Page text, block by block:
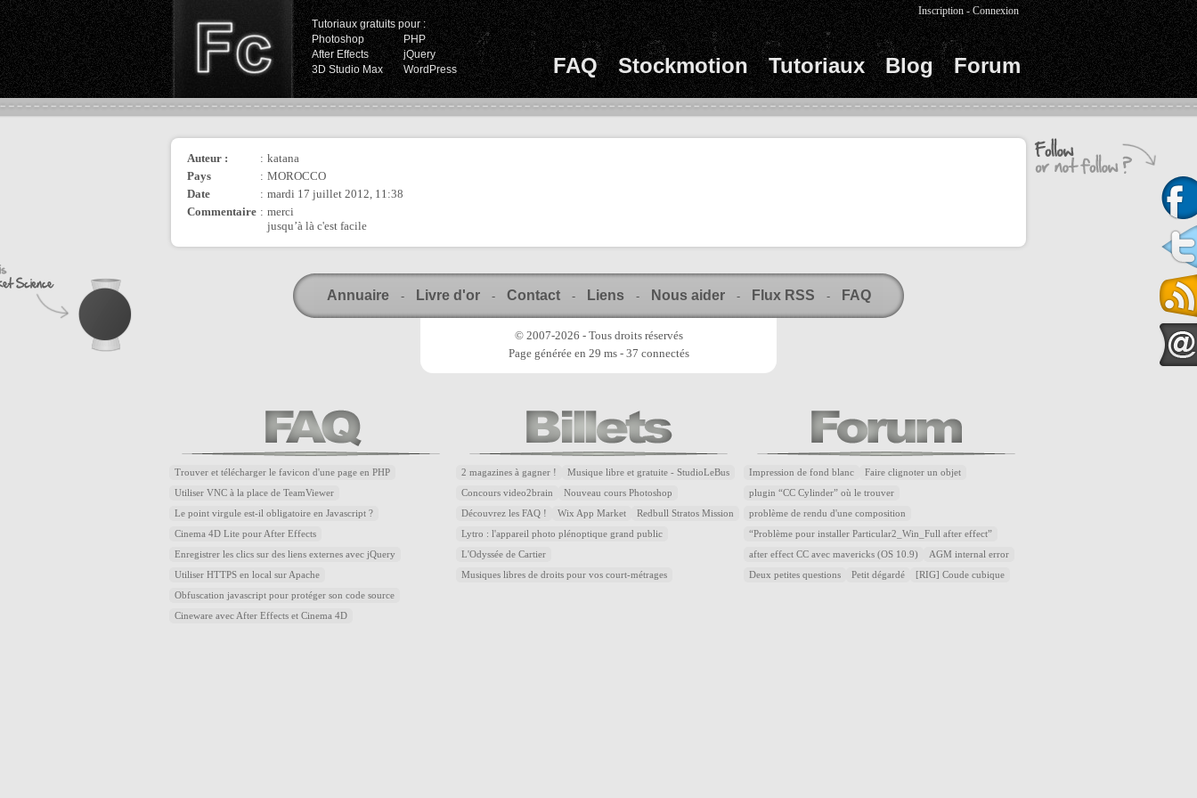
Tutoriaux gratuits pour :
Photoshop
PHP
After Effects
jQuery
3D Studio Max
WordPress FAQ Stockmotion Tutoriaux Blog Forum
Inscription -Connexion
Auteur : : katana
Pays
: MOROCCO
Date
: mardi 17 juillet 2012, 11:38
Commentaire : merci
jusqu’à là c'est facile
Annuaire - Livre d'or - Contact - Liens - Nous aider - Flux RSS - FAQ
© 2007-2026 - Tous droits réservés
Page générée en 29 ms - 37 connectés
Trouver et télécharger le favicon d'une page en PHP
Utiliser VNC à la place de TeamViewer
Le point virgule est-il obligatoire en Javascript ?
Cinema 4D Lite pour After Effects
Enregistrer les clics sur des liens externes avec jQuery
Utiliser HTTPS en local sur Apache
Obfuscation javascript pour protéger son code source
Cineware avec After Effects et Cinema 4D
2 magazines à gagner ! Musique libre et gratuite - StudioLeBus
Concours video2brain Nouveau cours Photoshop
Découvrez les FAQ ! Wix App Market Redbull Stratos Mission
Lytro : l'appareil photo plénoptique grand public
L'Odyssée de Cartier
Musiques libres de droits pour vos court-métrages
Impression de fond blanc Faire clignoter un objet
plugin “CC Cylinder” où le trouver
problème de rendu d'une composition
“Problème pour installer Particular2_Win_Full after effect”
after effect CC avec mavericks (OS 10.9) AGM internal error
Deux petites questions Petit dégardé [RIG] Coude cubique